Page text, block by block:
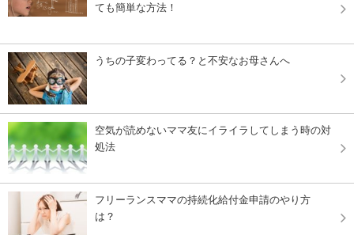
ても簡単な方法！
うちの子変わってる？と不安なお母さんへ
空気が読めないママ友にイライラしてしまう時の対
処法
フリーランスママの持続化給付金申請のやり方
は？